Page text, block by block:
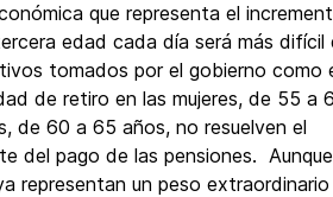
que representa el
edad cada día será más difícil
tomados por el gobierno como
de retiro en las mujeres, de 55 a
de 60 a 65 años, no resuelven el
del pago de las pensiones.
representan un peso